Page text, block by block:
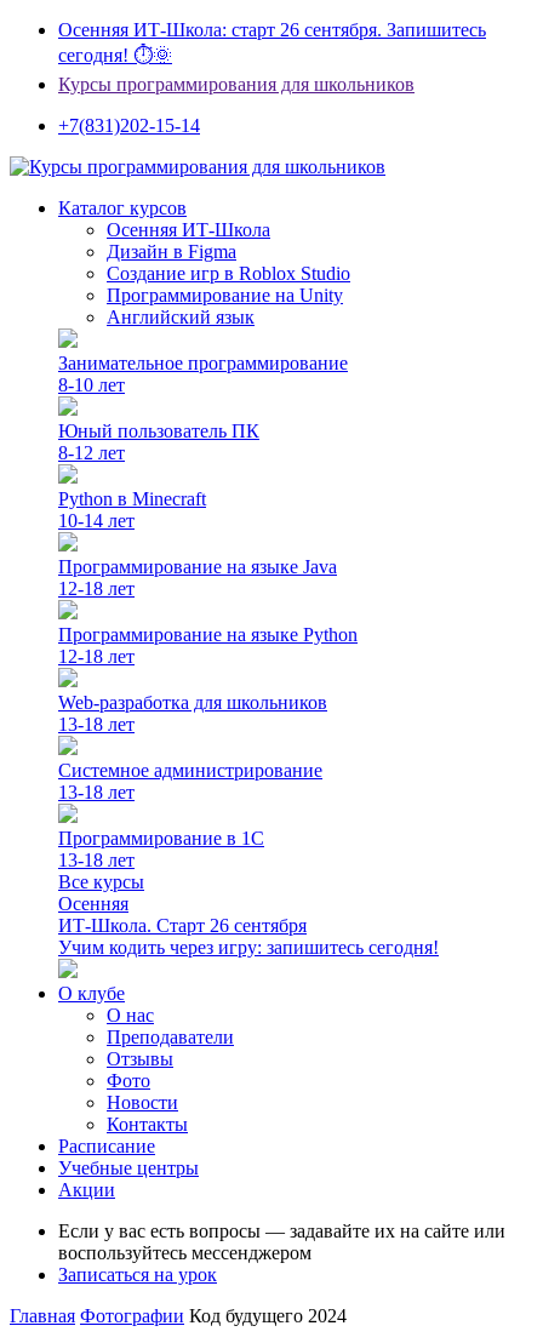
Осенняя ИТ-Школа: старт 26 сентября. Запишитесь
сегодня! ⏱🌞
Курсы программирования для школьников
+7(831)202-15-14
Каталог курсов
Осенняя ИТ-Школа
Дизайн в Figma
Создание игр в Roblox Studio
Программирование на Unity
Английский язык
Занимательное программирование
8-10 лет
Юный пользователь ПК
8-12 лет
Python в Minecraft
10-14 лет
Программирование на языке Java
12-18 лет
Программирование на языке Python
12-18 лет
Web-разработка для школьников
13-18 лет
Системное администрирование
13-18 лет
Программирование в 1С
13-18 лет
Все курсы
Осенняя
ИТ-Школа. Старт 26 сентября
Учим кодить через игру: запишитесь сегодня!
О клубе
О нас
Преподаватели
Отзывы
Фото
Новости
Контакты
Расписание
Учебные центры
Акции
Если у вас есть вопросы — задавайте их на сайте или
воспользуйтесь мессенджером
Записаться на урок
Главная Фотографии Код будущего 2024